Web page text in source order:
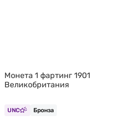
Монета 1 фартинг 1901
Великобритания
UNC Бронза